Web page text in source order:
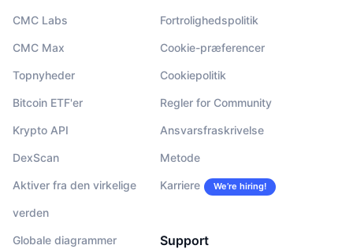
CMC Labs
CMC Max
Topnyheder
Bitcoin ETF'er
Krypto API
DexScan
Aktiver fra den virkelige
verden
Globale diagrammer
Fortrolighedspolitik
Cookie-præferencer
Cookiepolitik
Regler for Community
Ansvarsfraskrivelse
Metode
Karriere We’re hiring!
Support